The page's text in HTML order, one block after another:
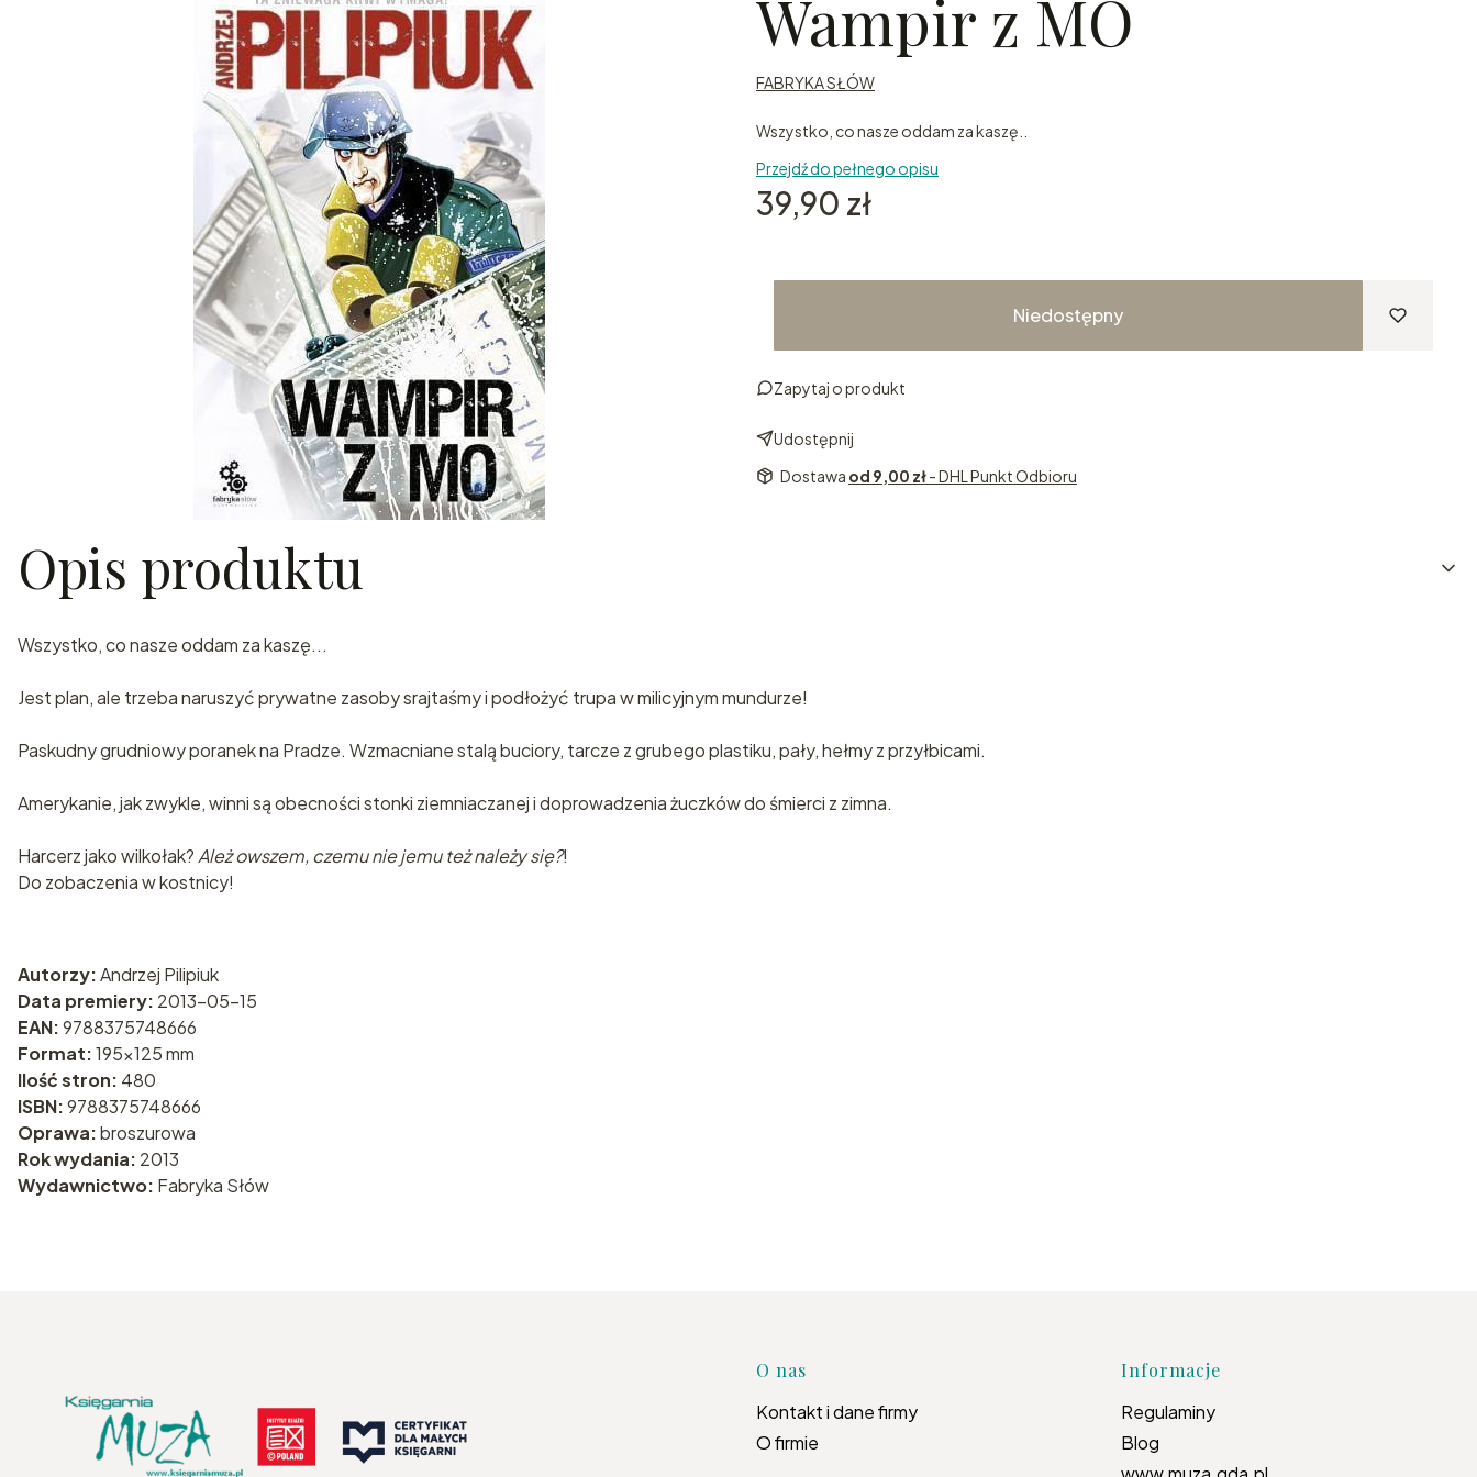
Wampir z MO
FABRYKA SŁÓW
Wszystko, co nasze oddam za kaszę..
Przejdź do pełnego opisu
Cena
39,90 zł
Niedostępny
Zapytaj o produkt
Udostępnij
Dostawa od 9,00 zł- DHL Punkt Odbioru
Opis produktu
Wszystko, co nasze oddam za kaszę...
Jest plan, ale trzeba naruszyć prywatne zasoby srajtaśmy i podłożyć trupa w milicyjnym mundurze!
Paskudny grudniowy poranek na Pradze. Wzmacniane stalą buciory, tarcze z grubego plastiku, pały, hełmy z przyłbicami.
Amerykanie, jak zwykle, winni są obecności stonki ziemniaczanej i doprowadzenia żuczków do śmierci z zimna.
Harcerz jako wilkołak? Ależ owszem, czemu nie jemu też należy się?!
Do zobaczenia w kostnicy!
Autorzy:Andrzej Pilipiuk
Data premiery: 2013-05-15
EAN:9788375748666
Format:195x125 mm
Ilość stron: 480
ISBN:9788375748666
Oprawa:broszurowa
Rok wydania: 2013
Wydawnictwo: Fabryka Słów
Linki w stopce
O nas
Kontakt i dane firmy
O firmie
Informacje
Regulaminy
Blog